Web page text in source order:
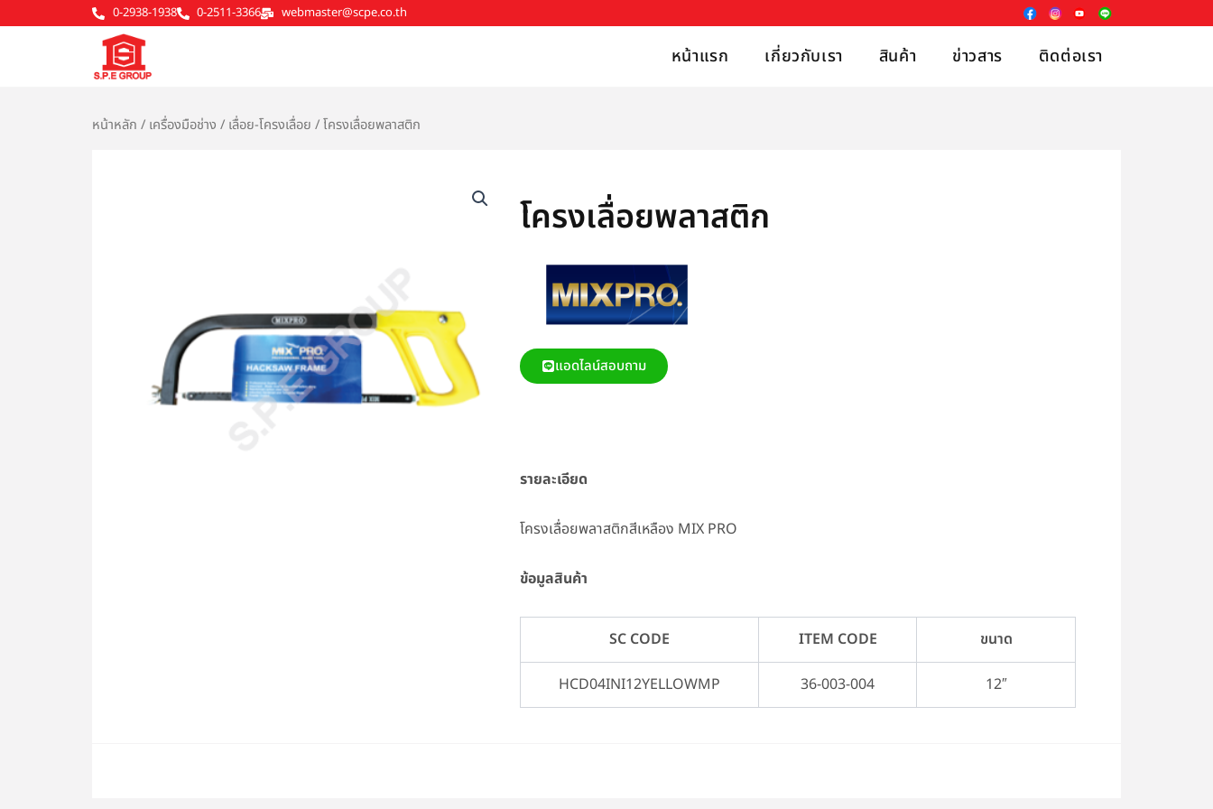
0-2938-1938 0-2511-3366 webmaster@scpe.co.th
หน้าแรก เกี่ยวกับเรา สินค้า ข่าวสาร ติดต่อเรา
หน้าหลัก / เครื่องมือช่าง / เลื่อย-โครงเลื่อย / โครงเลื่อยพลาสติก
โครงเลื่อยพลาสติก
แอดไลน์สอบถาม
รายละเอียด
โครงเลื่อยพลาสติกสีเหลือง MIX PRO
ข้อมูลสินค้า
SC CODE ITEM CODE ขนาด
HCD04INI12YELLOWMP 36-003-004 12″